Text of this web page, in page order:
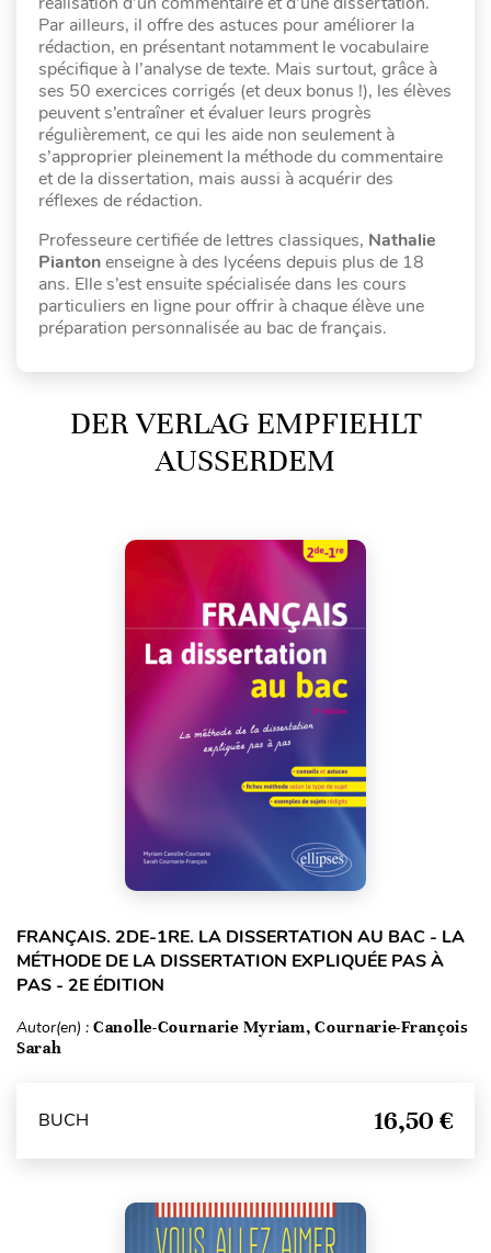
Par ailleurs, il offre des astuces pour améliorer la
rédaction, en présentant notamment le vocabulaire
spécifique à l’analyse de texte. Mais surtout, grâce à
ses 50 exercices corrigés (et deux bonus !), les élèves
peuvent s’entraîner et évaluer leurs progrès
régulièrement, ce qui les aide non seulement à
s’approprier pleinement la méthode du commentaire
et de la dissertation, mais aussi à acquérir des
réflexes de rédaction.
Professeure certifiée de lettres classiques, Nathalie
Piantonenseigne à des lycéens depuis plus de 18
ans. Elle s’est ensuite spécialisée dans les cours
particuliers en ligne pour offrir à chaque élève une
préparation personnalisée au bac de français.
DER VERLAG EMPFIEHLT
AUSSERDEM
FRANÇAIS. 2DE-1RE. LA DISSERTATION AU BAC - LA
MÉTHODE DE LA DISSERTATION EXPLIQUÉE PAS À
PAS - 2E ÉDITION
Autor(en) : Canolle-Cournarie Myriam, Cournarie-François
Sarah
BUCH 16,50 €